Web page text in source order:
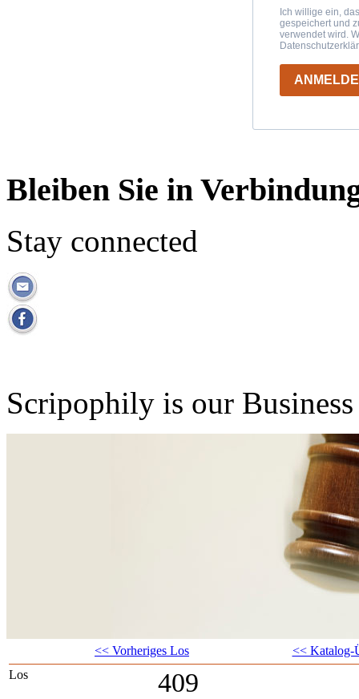
Ich willige ein,
gespeichert und
verwendet wird.
Bleiben Sie in
Stay connected
Scripophily is our
<< Vorheriges Los
<< Katalog-
Los
409